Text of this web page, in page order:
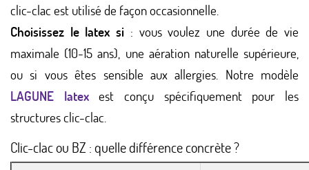
clic-clac est utilisé de façon occasionnelle.
Choisissez le latex si : vous voulez une durée de vie
maximale (10-15 ans), une aération naturelle supérieure,
ou si vous êtes sensible aux allergies. Notre modèle
LAGUNE latexest conçu spécifiquement pour les
structures clic-clac.
Clic-clac ou BZ : quelle différence concrète ?